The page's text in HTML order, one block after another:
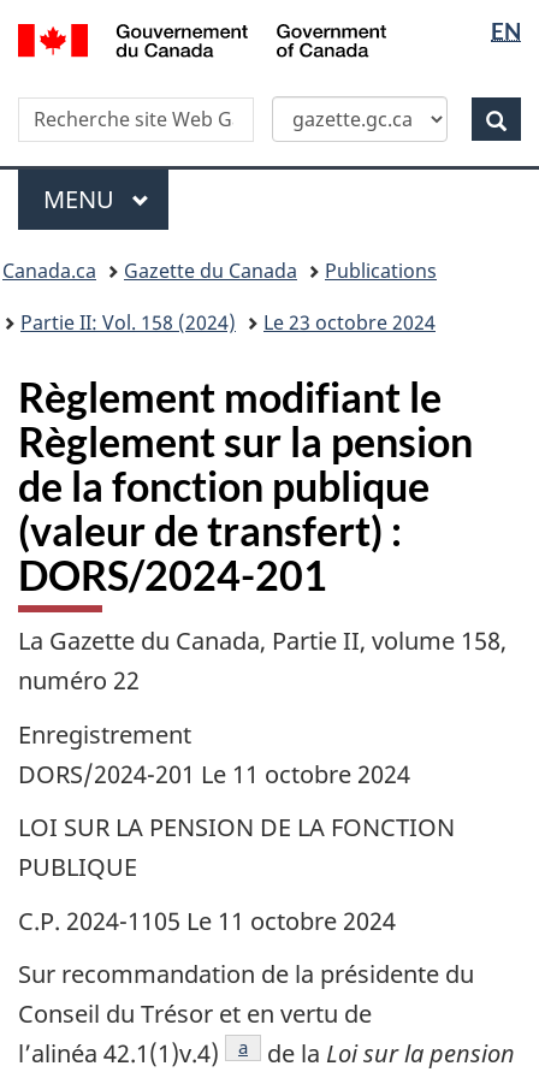
Skip
to
content
Passer
à
version
HTML
simplifiée
la
langue
EN
Canada
Recherche
Recherche
dans
site
Web
Menu
MENU PRINCIPAL
�tes
ici
Canada.ca Gazette du Canada
Publications
Partie II: Vol. 158 (2024)
Le 23 octobre 2024
Règlement modifiant le
Règlement sur la pension
de la fonction publique
(valeur de transfert) :
DORS/2024-201
La Gazette du Canada, Partie II, volume 158,
numéro 22
Enregistrement
DORS/2024-201 Le 11 octobre 2024
LOI SUR LA PENSION DE LA FONCTION
PUBLIQUE
C.P. 2024-1105 Le 11 octobre 2024
Sur recommandation de la présidente du
Conseil du Trésor et en vertu de
l’alinéa 42.1(1)v.4)
référence
a de la Loi sur la pension